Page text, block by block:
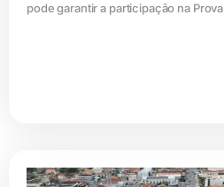
pode garantir a participação na